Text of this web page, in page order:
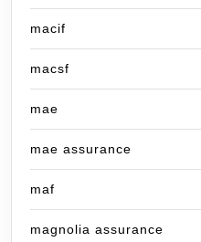
macif
macsf
mae
mae assurance
maf
magnolia assurance